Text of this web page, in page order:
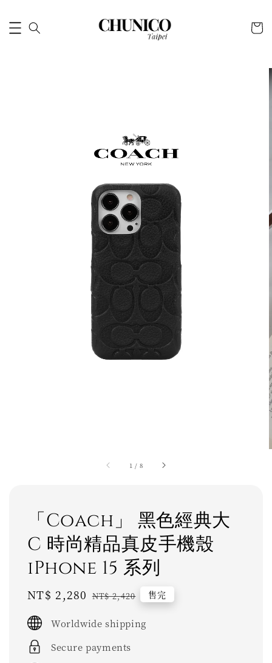
1 / 8
「Coach」 黑色經典大
C 時尚精品真皮手機殼
iPhone 15 系列
Sale
NT$ 2,280 Regular
NT$ 2,420 售完
Worldwide shipping
Secure payments